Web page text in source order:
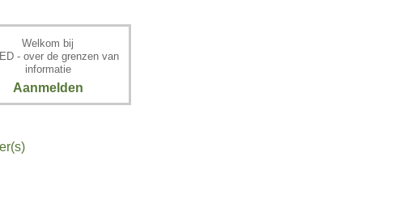
Welkom bij
- over de grenzen van
informatie
Aanmelden